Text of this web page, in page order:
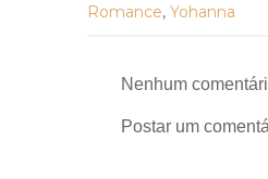
Romance,Yohanna
Nenhum
Postar um